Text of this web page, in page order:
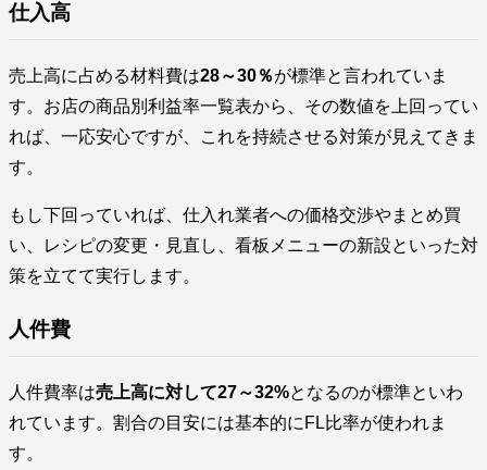
仕入高
売上高に占める材料費は28～30％が標準と言われていま
す。お店の商品別利益率一覧表から、その数値を上回ってい
れば、一応安心ですが、これを持続させる対策が見えてきま
す。
もし下回っていれば、仕入れ業者への価格交渉やまとめ買
い、レシピの変更・見直し、看板メニューの新設といった対
策を立てて実行します。
人件費
人件費率は売上高に対して27～32%となるのが標準といわ
れています。割合の目安には基本的にFL比率が使われま
す。